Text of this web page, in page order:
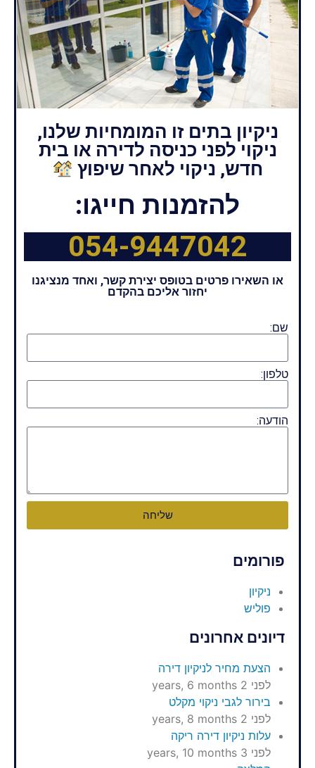
ניקיון בתים זו המומחיות שלנו,
ניקוי לפני כניסה לדירה או בית
חדש, ניקוי לאחר שיפוץ
להזמנות חייגו:
054-9447042
או השאירו פרטים בטופס יצירת קשר, ואחד מנציגנו
יחזור אליכם בהקדם
שם:
טלפון:
הודעה:
שליחה
פורומים
ניקיון
פוליש
דיונים אחרונים
הצעת מחיר לניקיון דירה
לפני 2 years, 6 months
בירור לגבי ניקוי מקלט
לפני 2 years, 8 months
עלות ניקיון דירה ריקה
לפני 3 years, 10 months